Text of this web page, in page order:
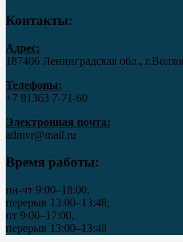
Контакты:
Адрес:
187406 Ленинградская обл.,
Телефоны:
+7 81363 7‑71-60
Электронная почта:
admvr@mail.ru
Время работы:
пн-чт 9:00–18:00,
перерыв 13:00–13:48;
пт 9:00–17:00,
перерыв 13:00–13:48